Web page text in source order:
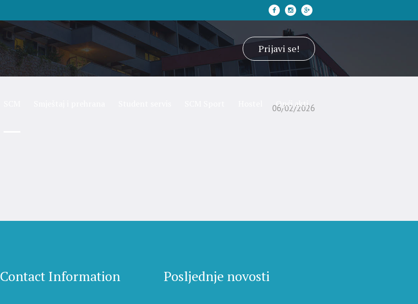
Prijavi se!
Opći akti
06/02/2026
Contact Information Posljednje novosti